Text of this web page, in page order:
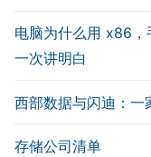
电脑为什么用 x86，
一次讲明白
西部数据与闪迪：一
存储公司清单